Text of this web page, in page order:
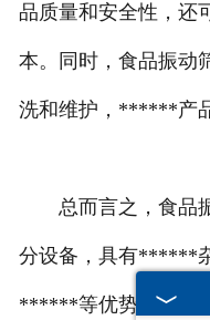
品质量和安全性，还
本。同时，食品振动
洗和维护，******产
总而言之，食品振
分设备，具有******
******等优势。它不